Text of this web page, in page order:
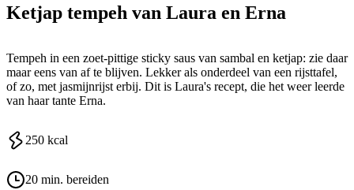
Ketjap tempeh van Laura en Erna
Tempeh in een zoet-pittige sticky saus van sambal en ketjap: zie daar
maar eens van af te blijven. Lekker als onderdeel van een rijsttafel,
of zo, met jasmijnrijst erbij. Dit is Laura's recept, die het weer leerde
van haar tante Erna.
250 kcal
20 min. bereiden